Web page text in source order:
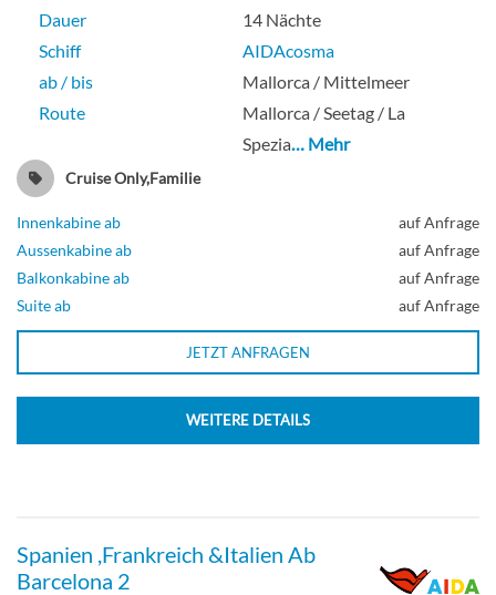
Balkonkabine
Dauer
14 Nächte
Schiff
AIDAcosma
ab / bis
Mallorca / Mittelmeer
Route
Mallorca / Seetag / La
Spezia… Mehr
Cruise Only,Familie
Innenkabine ab
auf Anfrage
Aussenkabine ab
auf Anfrage
Balkonkabine ab
auf Anfrage
Suite ab
auf Anfrage
JETZT ANFRAGEN
WEITERE DETAILS
Spanien ,Frankreich &Italien Ab
Barcelona 2